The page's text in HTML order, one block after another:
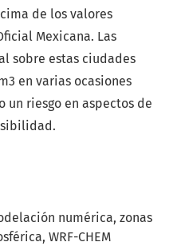
numérica zonas
WRF-CHEM
de los valores
Mexicana. Las
sobre estas ciudades
en varias ocasiones
un riesgo en aspectos de